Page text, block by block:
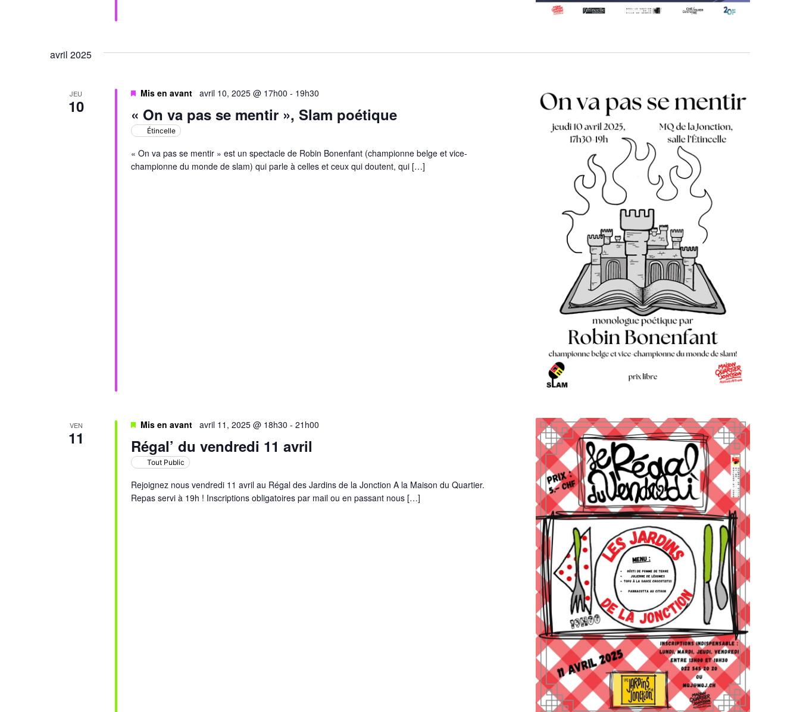
avril 2025
JEU
10 « On va pas se mentir », Slam poétique
Mis en avant avril 10, 2025 @ 17h00 - 19h30
Étincelle
« On va pas se mentir » est un spectacle de Robin Bonenfant (championne belge et vice-
championne du monde de slam) qui parle à celles et ceux qui doutent, qui […]
VEN
11 Régal’ du vendredi 11 avril
Mis en avant avril 11, 2025 @ 18h30 - 21h00
Tout Public
Rejoignez nous vendredi 11 avril au Régal des Jardins de la Jonction A la Maison du Quartier.
Repas servi à 19h ! Inscriptions obligatoires par mail ou en passant nous […]